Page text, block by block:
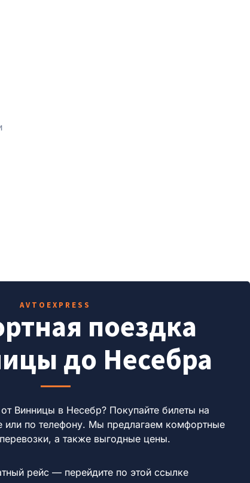
AVTOEXPRESS
поездка
до Несебра
Винницы в Несебр? Покупайте билеты на
или по телефону. Мы предлагаем комфортные
а также выгодные цены.
рейс — перейдите по этой ссылке